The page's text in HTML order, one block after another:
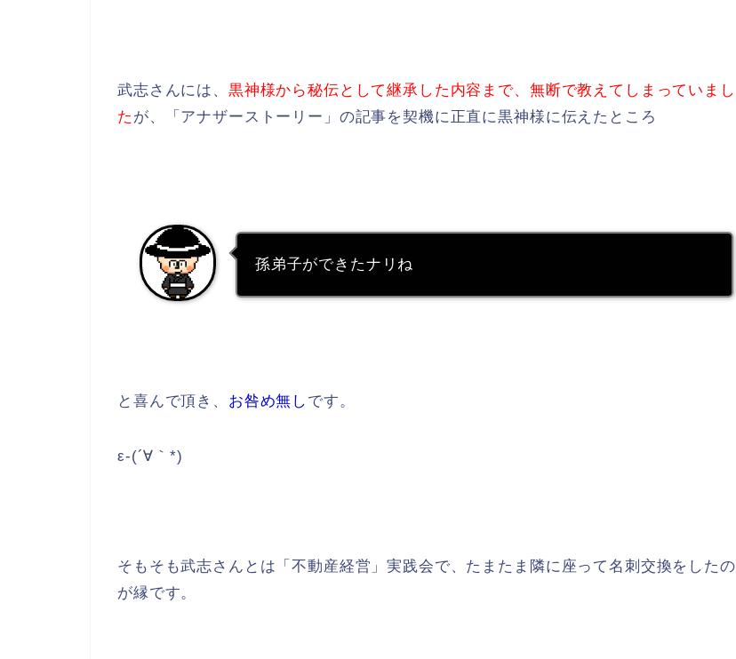
武志さんには、 黒神様から秘伝として継承した内容まで、無断で教えてしまっていまし
た が、「アナザーストーリー」の記事を契機に正直に黒神様に伝えたところ
孫弟子ができたナリね
と喜んで頂き、 お咎め無し です。
ε-(´∀｀*)
そもそも武志さんとは「不動産経営」実践会で、たまたま隣に座って名刺交換をしたの
が縁です。